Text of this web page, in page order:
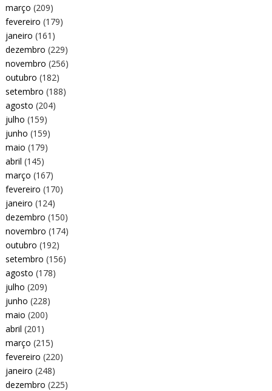
março (209)
fevereiro (179)
janeiro (161)
dezembro (229)
novembro (256)
outubro (182)
setembro (188)
agosto (204)
julho (159)
junho (159)
maio (179)
abril (145)
março (167)
fevereiro (170)
janeiro (124)
dezembro (150)
novembro (174)
outubro (192)
setembro (156)
agosto (178)
julho (209)
junho (228)
maio (200)
abril (201)
março (215)
fevereiro (220)
janeiro (248)
dezembro (225)